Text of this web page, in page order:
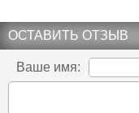
ОСТАВИТЬ ОТЗЫВ
Ваше имя: